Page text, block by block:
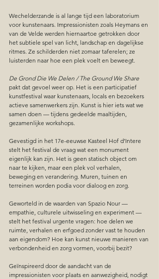
Wechelderzande is al lange tijd een laboratorium
voor kunstenaars. Impressionisten zoals Heymans en
van de Velde werden hiernaartoe getrokken door
het subtiele spel van licht, landschap en dagelijkse
ritmes. Ze schilderden niet zomaar taferelen; ze
luisterden naar hoe een plek voelt en beweegt.
De Grond Die We Delen / The Ground We Share
pakt dat gevoel weer op. Het is een participatief
kunstfestival waar kunstenaars, locals en bezoekers
actieve samenwerkers zijn. Kunst is hier iets wat we
samen doen — tijdens gedeelde maaltijden,
gezamenlijke workshops.
Gevestigd in het 17e-eeuwse Kasteel Hof d’Intere
stelt het festival de vraag wat een monument
eigenlijk kan zijn. Het is geen statisch object om
naar te kijken, maar een plek vol verhalen,
beweging en verandering. Muren, tuinen en
terreinen worden podia voor dialoog en zorg.
Geworteld in de waarden van Spazio Nour —
empathie, culturele uitwisseling en experiment —
stelt het festival urgente vragen: hoe delen we
ruimte, verhalen en erfgoed zonder vast te houden
aan eigendom? Hoe kan kunst nieuwe manieren van
verbondenheid en zorg vormen, voorbij bezit?
Geïnspireerd door de aandacht van de
impressionisten voor plaats en aanwezigheid, nodigt